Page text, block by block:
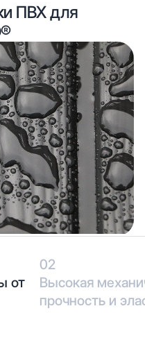
ПВХ для
от
02
Высокая
прочность и